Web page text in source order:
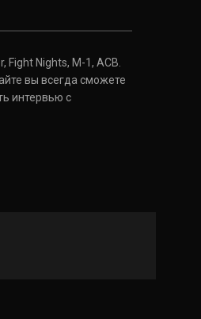
Nights, M-1, ACB.
вы всегда сможете
интервью с